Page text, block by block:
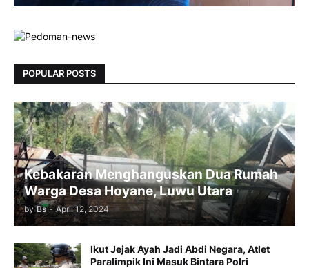
POPULAR POSTS
Kebakaran Menghanguskan Dua Rumah
Warga Desa Hoyane, Luwu Utara
by Bs - April 12, 2024
Ikut Jejak Ayah Jadi Abdi Negara, Atlet
Paralimpik Ini Masuk Bintara Polri